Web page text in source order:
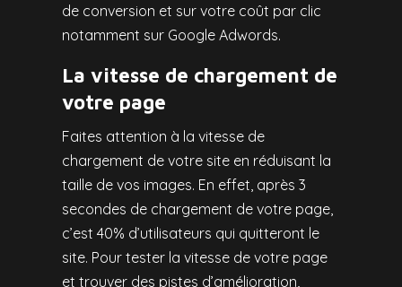
de conversion et sur votre coût par clic
notamment sur Google Adwords.
La vitesse de chargement de
votre page
Faites attention à la vitesse de
chargement de votre site en réduisant la
taille de vos images. En effet, après 3
secondes de chargement de votre page,
c’est 40% d’utilisateurs qui quitteront le
site. Pour tester la vitesse de votre page
et trouver des pistes d’amélioration,